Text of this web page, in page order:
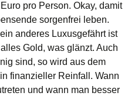
pro Person. Okay, damit
sorgenfrei leben.
anderes Luxusgefährt ist
Gold, was glänzt. Auch
sind, so wird aus dem
finanzieller Reinfall. Wann
und wann man besser